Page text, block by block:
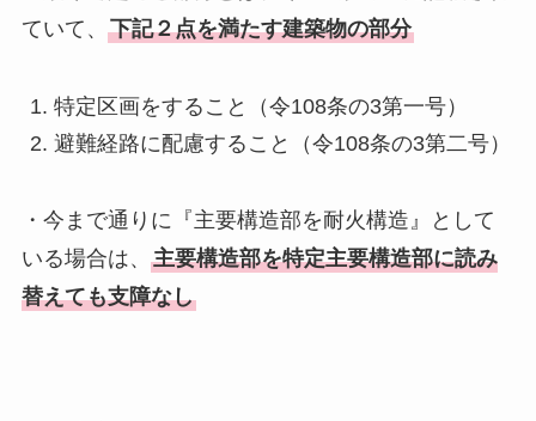
ていて、 下記２点を満たす建築物の部分
特定区画をすること（令108条の3第一号）
避難経路に配慮すること（令108条の3第二号）
・今まで通りに『主要構造部を耐火構造』として
いる場合は、 主要構造部を特定主要構造部に読み
替えても支障なし